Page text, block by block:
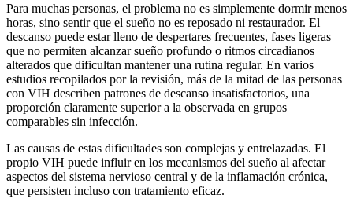
Para muchas personas, el problema no es simplemente dormir menos
horas, sino sentir que el sueño no es reposado ni restaurador. El
descanso puede estar lleno de despertares frecuentes, fases ligeras
que no permiten alcanzar sueño profundo o ritmos circadianos
alterados que dificultan mantener una rutina regular. En varios
estudios recopilados por la revisión, más de la mitad de las personas
con VIH describen patrones de descanso insatisfactorios, una
proporción claramente superior a la observada en grupos
comparables sin infección.
Las causas de estas dificultades son complejas y entrelazadas. El
propio VIH puede influir en los mecanismos del sueño al afectar
aspectos del sistema nervioso central y de la inflamación crónica,
que persisten incluso con tratamiento eficaz.